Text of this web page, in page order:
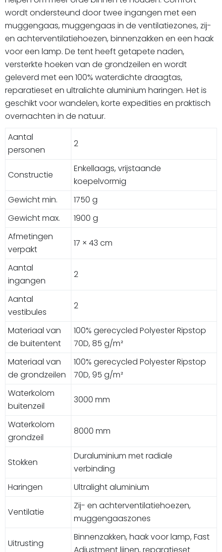
wordt ondersteund door twee ingangen met een
muggengaas, muggengaas in de ventilatiezones, zij-
en achterventilatiehoezen, binnenzakken en een haak
voor een lamp. De tent heeft getapete naden,
versterkte hoeken van de grondzeilen en wordt
geleverd met een 100% waterdichte draagtas,
reparatieset en ultralichte aluminium haringen. Het is
geschikt voor wandelen, korte expedities en praktisch
overnachten in de natuur.
Aantal
personen
2
Constructie
Enkellaags, vrijstaande
koepelvormig
Gewicht min.
1750 g
Gewicht max.
1900 g
Afmetingen
verpakt
17 × 43 cm
Aantal
ingangen
2
Aantal
vestibules
2
Materiaal van
de buitentent
100% gerecycled Polyester Ripstop
70D, 85 g/m²
Materiaal van
de grondzeilen
100% gerecycled Polyester Ripstop
70D, 95 g/m²
Waterkolom
buitenzeil
3000 mm
Waterkolom
grondzeil
8000 mm
Stokken
Duraluminium met radiale
verbinding
Haringen
Ultralight aluminium
Ventilatie
Zij- en achterventilatiehoezen,
muggengaaszones
Uitrusting
Binnenzakken, haak voor lamp, Fast